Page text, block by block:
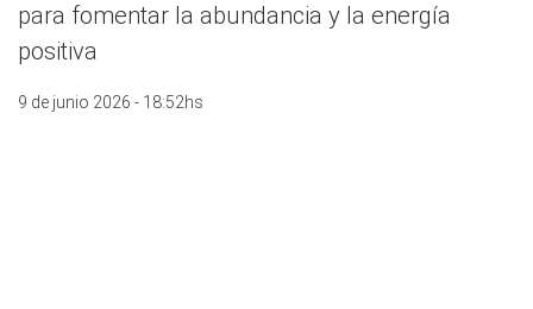
para fomentar la abundancia y la energía
positiva
9 de junio 2026 - 18:52hs